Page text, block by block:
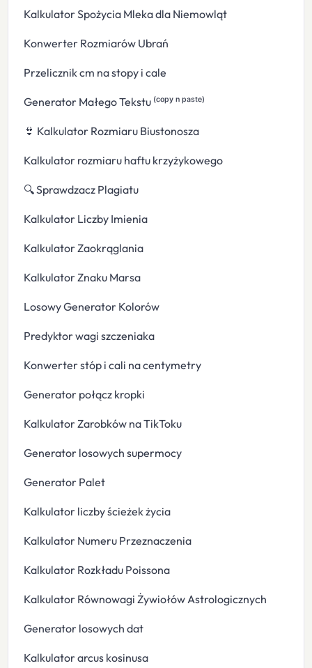
Kalkulator Spożycia Mleka dla Niemowląt
Konwerter Rozmiarów Ubrań
Przelicznik cm na stopy i cale
Generator Małego Tekstu ⁽ᶜᵒᵖʸ ⁿ ᵖᵃˢᵗᵉ⁾
👙 Kalkulator Rozmiaru Biustonosza
Kalkulator rozmiaru haftu krzyżykowego
🔍 Sprawdzacz Plagiatu
Kalkulator Liczby Imienia
Kalkulator Zaokrąglania
Kalkulator Znaku Marsa
Losowy Generator Kolorów
Predyktor wagi szczeniaka
Konwerter stóp i cali na centymetry
Generator połącz kropki
Kalkulator Zarobków na TikToku
Generator losowych supermocy
Generator Palet
Kalkulator liczby ścieżek życia
Kalkulator Numeru Przeznaczenia
Kalkulator Rozkładu Poissona
Kalkulator Równowagi Żywiołów Astrologicznych
Generator losowych dat
Kalkulator arcus kosinusa